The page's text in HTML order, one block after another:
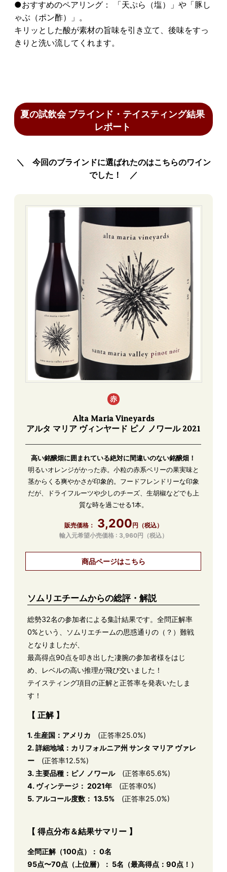
●おすすめのペアリング： 「天ぷら（塩）」や「豚し
ゃぶ（ポン酢）」。
キリッとした酸が素材の旨味を引き立て、後味をすっ
きりと洗い流してくれます。
夏の試飲会 ブラインド・テイスティング結果
レポート
＼ 今回のブラインドに選ばれたのはこちらのワイン
でした！ ／
赤
Alta Maria Vineyards
アルタ マリア ヴィンヤード ピノ ノワール 2021
高い銘醸畑に囲まれている絶対に間違いのない銘醸畑！
明るいオレンジがかった赤。小粒の赤系ベリーの果実味と
茎からくる爽やかさが印象的。フードフレンドリーな印象
だが、ドライフルーツや少しのチーズ、生胡椒などでも上
質な時を過ごせる1本。
3,200円（税込）
輸入元希望小売価格 : 3,960円（税込）
商品ページはこちら
ソムリエチームからの総評・解説
総勢32名の参加者による集計結果です。全問正解率
0%という、ソムリエチームの思惑通りの（？）難戦
となりましたが、
最高得点90点を叩き出した凄腕の参加者様をはじ
め、レベルの高い推理が飛び交いました！
テイスティング項目の正解と正答率を発表いたしま
す！
【 正解 】
1. 生産国：アメリカ (正答率25.0%)
2. 詳細地域：カリフォルニア州 サンタ マリア ヴァレ
ー (正答率12.5%)
3. 主要品種：ピノ ノワール(正答率65.6%)
4. ヴィンテージ： 2021年 (正答率0%)
5. アルコール度数： 13.5% (正答率25.0%)
【 得点分布＆結果サマリー 】
全問正解（100点）： 0名
95点〜70点（上位層）： 5名（最高得点：90点！）